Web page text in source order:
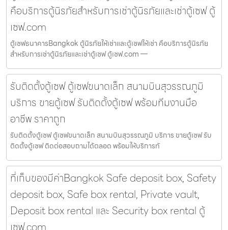
คือบริการตู้นิรภัยสำหรับการเช่าตู้นิรภัยและเช่าตู้เซฟ ตู้
เซฟ.com
ตู้เซฟธนาคารBangkok ตู้นิรภัยให้เช่าและตู้เซฟให้เช่า คือบริการตู้นิรภัย
สำหรับการเช่าตู้นิรภัยและเช่าตู้เซฟ ตู้เซฟ.com —
รับติดตั้งตู้เซฟ ตู้เซฟขนาดเล็ก สนามบินสุวรรณภูมิ
บริการ ขายตู้เซฟ รับติดตั้งตู้เซฟ พร้อมทีมงานมือ
อาชีพ ราคาถูก
รับติดตั้งตู้เซฟ ตู้เซฟขนาดเล็ก สนามบินสุวรรณภูมิ บริการ ขายตู้เซฟ รับ
ติดตั้งตู้เซฟ ติดต่อสอบถามได้ตลอด พร้อมให้บริการทั
ที่เก็บของมีค่าBangkok Safe deposit box, Safety
deposit box, Safe box rental, Private vault,
Deposit box rental และ Security box rental ตู้
เซฟ.com